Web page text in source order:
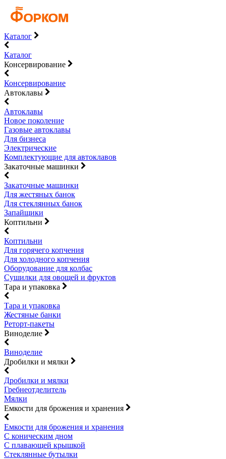
Каталог
Каталог
Консервирование
Консервирование
Автоклавы
Автоклавы
Новое поколение
Газовые автоклавы
Для бизнеса
Электрические
Комплектующие для автоклавов
Закаточные машинки
Закаточные машинки
Для жестяных банок
Для стеклянных банок
Запайщики
Коптильни
Коптильни
Для горячего копчения
Для холодного копчения
Оборудование для колбас
Сушилки для овощей и фруктов
Тара и упаковка
Тара и упаковка
Жестяные банки
Реторт-пакеты
Виноделие
Виноделие
Дробилки и мялки
Дробилки и мялки
Гребнеотделитель
Мялки
Емкости для брожения и хранения
Емкости для брожения и хранения
С коническим дном
С плавающей крышкой
Стеклянные бутылки